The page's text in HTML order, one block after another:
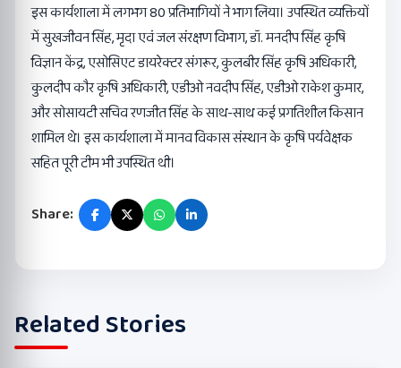
इस कार्यशाला में लगभग 80 प्रतिभागियों ने भाग लिया। उपस्थित व्यक्तियों
में सुखजीवन सिंह, मृदा एवं जल संरक्षण विभाग, डॉ. मनदीप सिंह कृषि
विज्ञान केंद्र, एसोसिएट डायरेक्टर संगरूर, कुलबीर सिंह कृषि अधिकारी,
कुलदीप कौर कृषि अधिकारी, एडीओ नवदीप सिंह, एडीओ राकेश कुमार,
और सोसायटी सचिव रणजीत सिंह के साथ-साथ कई प्रगतिशील किसान
शामिल थे। इस कार्यशाला में मानव विकास संस्थान के कृषि पर्यवेक्षक
सहित पूरी टीम भी उपस्थित थी।
Share:
Related Stories